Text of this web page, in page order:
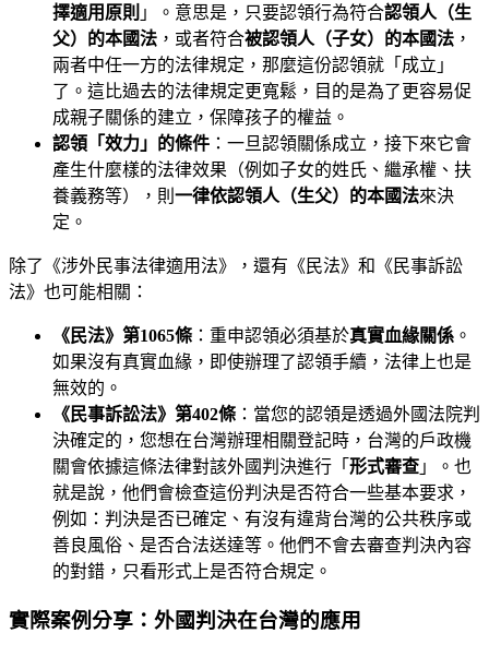
擇適用原則 」。意思是，只要認領行為符合認領人（生
父）的本國法 ，或者符合被認領人（子女）的本國法 ，
兩者中任一方的法律規定，那麼這份認領就「成立」
了。這比過去的法律規定更寬鬆，目的是為了更容易促
成親子關係的建立，保障孩子的權益。
認領「效力」的條件 ：一旦認領關係成立，接下來它會
產生什麼樣的法律效果（例如子女的姓氏、繼承權、扶
養義務等），則 一律依認領人（生父）的本國法來決
定。
除了《涉外民事法律適用法》，還有《民法》和《民事訴訟
法》也可能相關：
《民法》第1065條 ：重申認領必須基於真實血緣關係 。
如果沒有真實血緣，即使辦理了認領手續，法律上也是
無效的。
《民事訴訟法》第402條 ：當您的認領是透過外國法院判
決確定的，您想在台灣辦理相關登記時，台灣的戶政機
關會依據這條法律對該外國判決進行「 形式審查 」。也
就是說，他們會檢查這份判決是否符合一些基本要求，
例如：判決是否已確定、有沒有違背台灣的公共秩序或
善良風俗、是否合法送達等。他們不會去審查判決內容
的對錯，只看形式上是否符合規定。
實際案例分享：外國判決在台灣的應用